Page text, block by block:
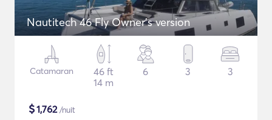
Nautitech 46 Fly Owner's version
Catamaran
46 ft
14 m
6 3 3
$1,762/nuit